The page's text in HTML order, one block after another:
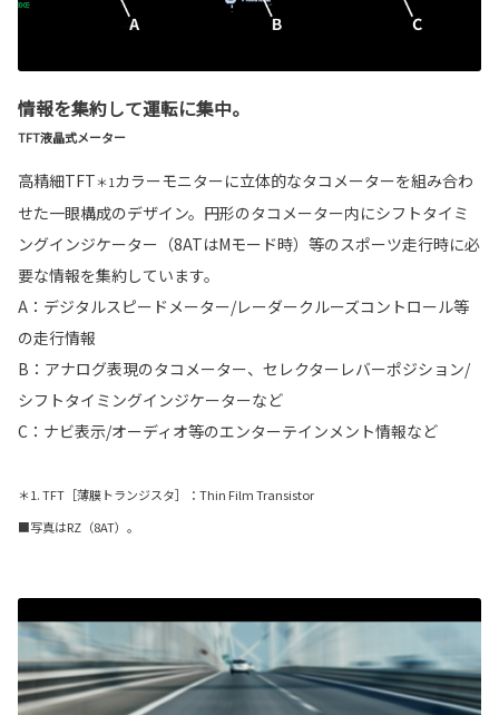
情報を集約して運転に集中。
TFT液晶式メーター
高精細TFT＊1カラーモニターに立体的なタコメーターを組み合わ
せた一眼構成のデザイン。円形のタコメーター内にシフトタイミ
ングインジケーター（8ATはMモード時）等のスポーツ走行時に必
要な情報を集約しています。
A：デジタルスピードメーター/レーダークルーズコントロール等
の走行情報
B：アナログ表現のタコメーター、セレクターレバーポジション/
シフトタイミングインジケーターなど
C：ナビ表示/オーディオ等のエンターテインメント情報など
＊1. TFT［薄膜トランジスタ］：Thin Film Transistor
■写真はRZ（8AT）。